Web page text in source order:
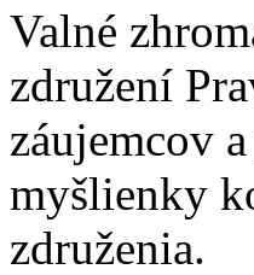
Valné
združení
záujemcov
myšlienky
združenia.